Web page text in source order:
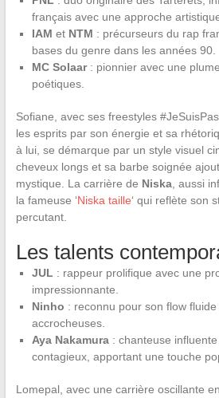
français avec une approche
IAM et NTM : précurseurs du rap
bases du genre dans les années 90.
MC Solaar: pionnier avec une
poétiques.
Sofiane, avec ses freestyles
les esprits par son énergie et sa
à lui, se démarque par un style visuel
cheveux longs et sa barbe soignée
mystique. La carrière de Niska, aussi
la fameuse ‘Niska taille‘ qui reflète son
percutant.
Les talents
JUL : rappeur prolifique avec une
impressionnante.
Ninho : reconnu pour son flow
accrocheuses.
Aya Nakamura: chanteuse
contagieux, apportant une touche
Lomepal, avec une carrière oscillante